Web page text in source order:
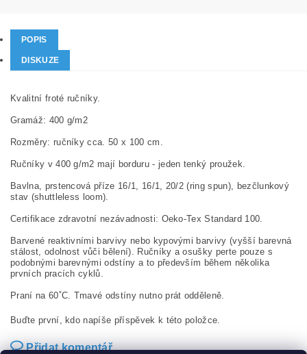
POPIS
DISKUZE
Kvalitní froté ručníky.
Gramáž: 400 g/m2
Rozměry: ručníky cca. 50 x 100 cm.
Ručníky v 400 g/m2 mají borduru - jeden tenký proužek.
Bavlna, prstencová příze 16/1, 16/1, 20/2 (ring spun), bezčlunkový
stav (shuttleless loom).
Certifikace zdravotní nezávadnosti: Oeko-Tex Standard 100.
Barvené reaktivními barvivy nebo kypovými barvivy (vyšší barevná
stálost, odolnost vůči bělení). Ručníky a osušky perte pouze s
podobnými barevnými odstíny a to především během několika
prvních pracích cyklů.
Praní na 60˚C. Tmavé odstíny nutno prát odděleně.
Buďte první, kdo napíše příspěvek k této položce.
Přidat komentář